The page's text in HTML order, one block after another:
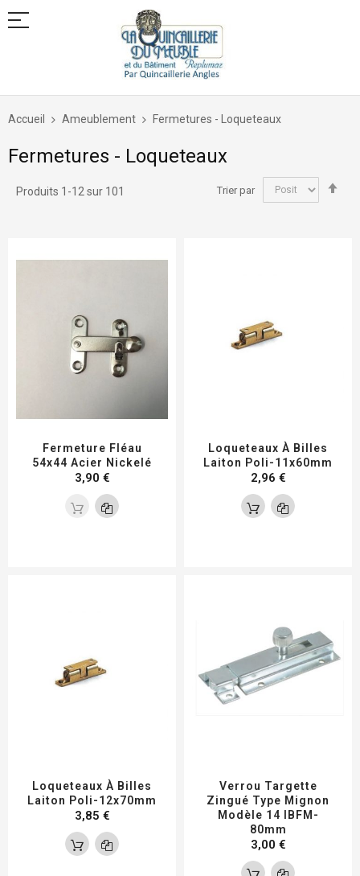
Allez
contenu
Accueil Ameublement Fermetures - Loqueteaux
Fermetures - Loqueteaux
Produits 1 -12 sur 101 Trier par
Fermeture Fléau
54x44 Acier Nickelé
3,90 €
Loqueteaux À Billes
Laiton Poli-11x60mm
2,96 €
Loqueteaux À Billes
Laiton Poli-12x70mm
3,85 €
Verrou Targette
Zingué Type Mignon
Modèle 14 IBFM-
80mm
3,00 €